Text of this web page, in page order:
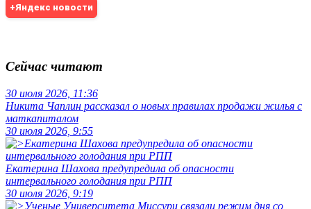
+Яндекс новости
Сейчас читают
30 июля 2026, 11:36
Никита Чаплин рассказал о новых правилах продажи жилья с
маткапиталом
30 июля 2026, 9:55
Екатерина Шахова предупредила об опасности
интервального голодания при РПП
30 июля 2026, 9:19